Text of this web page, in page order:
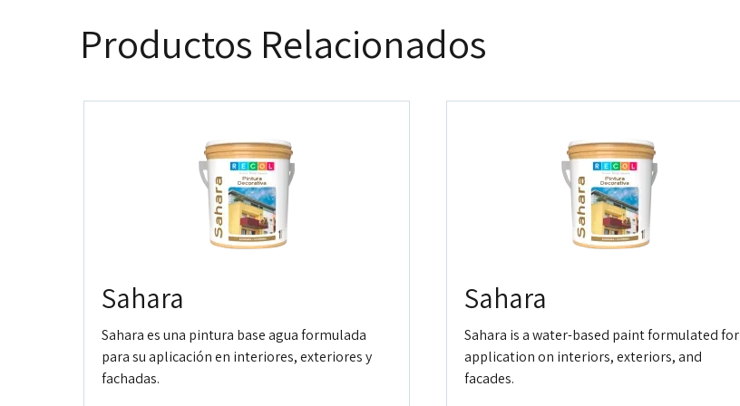
Productos Relacionados
Sahara
Sahara es una pintura base agua formulada
para su aplicación en interiores, exteriores y
fachadas.
Sahara
Sahara is a water-based paint formulated for
application on interiors, exteriors, and
facades.